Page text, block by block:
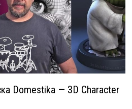
Domestika — 3D Character